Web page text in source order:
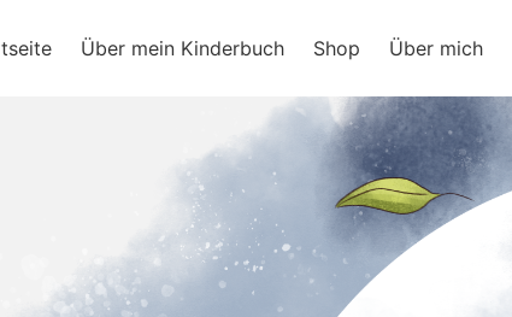
Über mein Kinderbuch Shop Über mich